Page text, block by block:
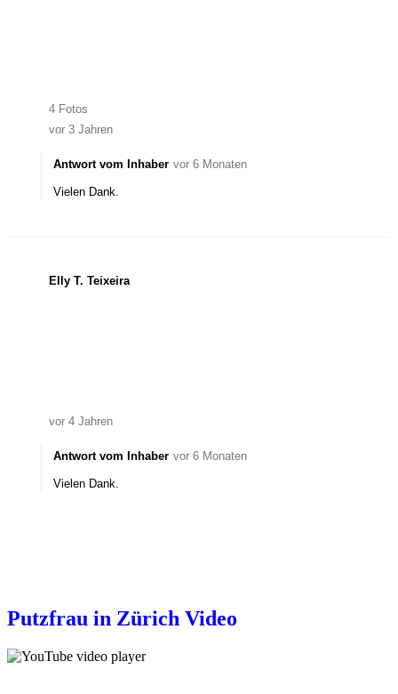
4 Fotos
vor 3 Jahren
Antwort vom Inhaber vor 6 Monaten
Vielen Dank.
Elly T. Teixeira
vor 4 Jahren
Antwort vom Inhaber vor 6 Monaten
Vielen Dank.
Putzfrau in Zürich Video